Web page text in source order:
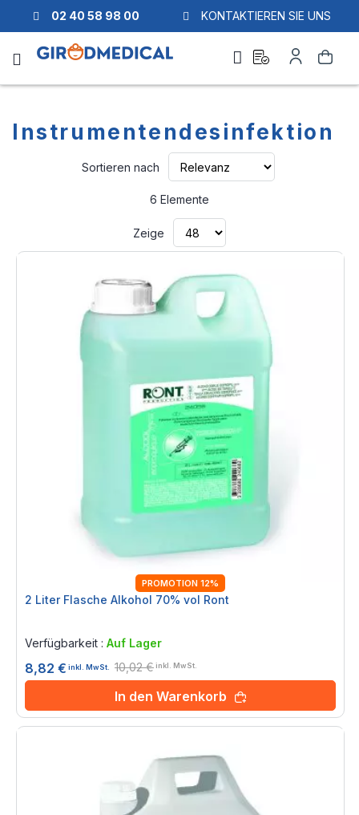
02 40 58 98 00 KONTAKTIEREN SIE UNS
Suche
quote
Konto
Instrumentendesinfektion
Sortieren nach
6 Elemente
Zeige
PROMOTION 12%
2 Liter Flasche Alkohol 70% vol Ront
Verfügbarkeit : Auf Lager
8,82 € inkl. MwSt. 10,02 €inkl. MwSt.
In den Warenkorb